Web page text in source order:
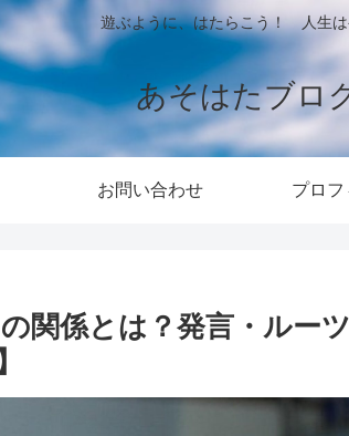
遊ぶように、はたらこう！ 人生は
あそはたブロ
お問い合わせ プロ
関係とは？発言・ルー